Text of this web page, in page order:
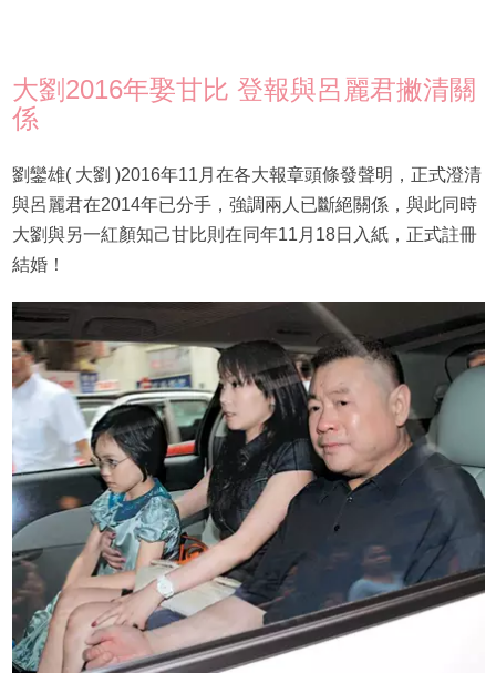
大劉2016年娶甘比 登報與呂麗君撇清關
係
劉鑾雄( 大劉 )2016年11月在各大報章頭條發聲明，正式澄清
與呂麗君在2014年已分手，強調兩人已斷絕關係，與此同時
大劉與另一紅顏知己甘比則在同年11月18日入紙，正式註冊
結婚！